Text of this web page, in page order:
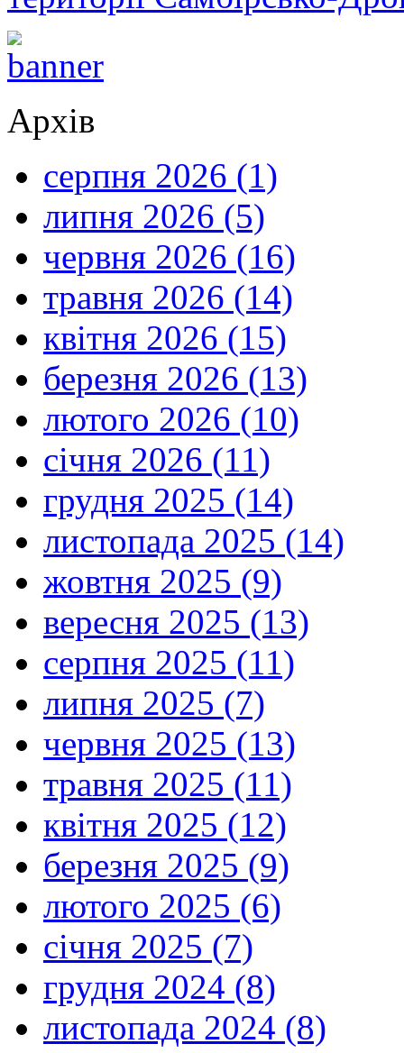
Архів
серпня 2026 (1)
липня 2026 (5)
червня 2026 (16)
травня 2026 (14)
квітня 2026 (15)
березня 2026 (13)
лютого 2026 (10)
січня 2026 (11)
грудня 2025 (14)
листопада 2025 (14)
жовтня 2025 (9)
вересня 2025 (13)
серпня 2025 (11)
липня 2025 (7)
червня 2025 (13)
травня 2025 (11)
квітня 2025 (12)
березня 2025 (9)
лютого 2025 (6)
січня 2025 (7)
грудня 2024 (8)
листопада 2024 (8)